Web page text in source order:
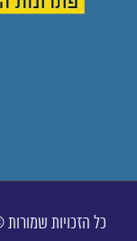
כל הזכויות